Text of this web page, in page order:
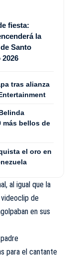
fiesta:
la
Santo
tras alianza
más bellos de
el oro en
al igual que la
de
en sus
para el cantante